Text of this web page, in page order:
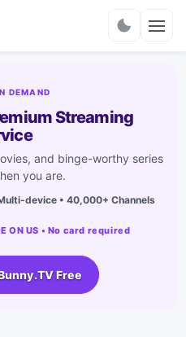
DEMAND
Streaming
and binge-worthy series
you are.
device • 40,000+ Channels
ON US • No card required
Free